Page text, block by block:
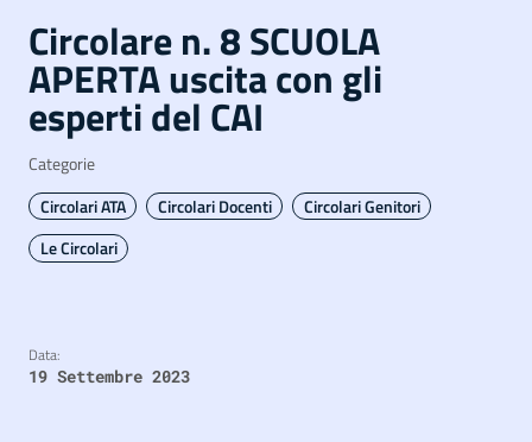
Circolare n. 8 SCUOLA
APERTA uscita con gli
esperti del CAI
Categorie
Circolari ATA
Circolari Docenti
Circolari Genitori
Le Circolari
Data:
19 Settembre 2023